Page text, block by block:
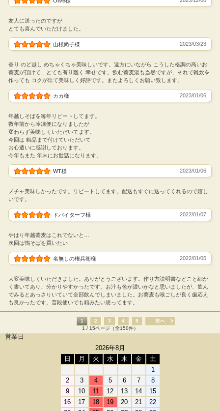
友人に送ったのですが
とても喜んでいただけました。
山根尚子様 2023/03/23
香り のど越し めちゃくちゃ美味しいです。遠方にいながら こうした格調の高いお
蕎麦が頂けて、とても有り難く 幸せです。飲む蕎麦湯も当然ですが、それで雑炊を
作っても コクが出て美味しく好評です。またよろしくお願い致します。
カカ様 2023/01/06
年越しそばを毎年リピートしてます。
数年前から冷凍便になりましたが
変わらず美味しくいただいてます。
今回は 粗品まで付けていただいて
お心遣いに感謝しております。
今年もまた 年末にお世話になります。
WT様 2023/01/06
メチャ美味しかったです。リピートしてます。配送もすぐに送ってくれるので嬉し
いです。
ドバイターフ様 2022/01/07
やはり年越蕎麦はこれでないと…
次回は鴨そばを買いたい
名無しの権兵衛様 2022/01/05
大変美味しくいただきました。ありがとうございます。作り方説明書などこと細か
く書いてあり、分かりやすかったです。お汁も色が濃いかなと思いましたが、飲ん
でみるとあっさりいていて全部飲んでしまいました。お蕎麦も喉ごしが良く歯応え
も良かったです。普段使いでも頼みたい思ってます。
1 2 3 4 5
次へ
1 / 15ページ（全150件）
営業日
2026年8月
日
月 火 水 木 金
土
1
2
3 4 5 6 7
8
9
10 11 12 13 14
15
16
17 18 19 20 21
22